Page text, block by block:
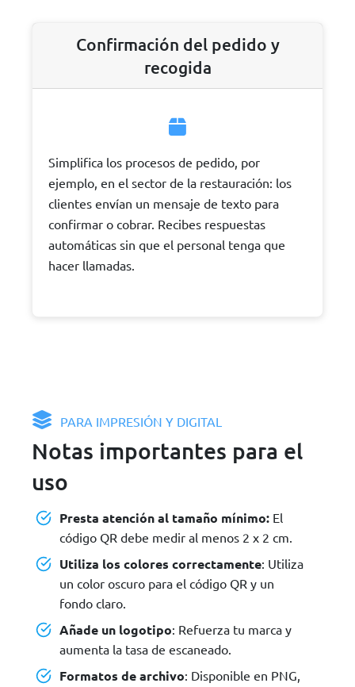
Confirmación del pedido y
recogida
Simplifica los procesos de pedido, por
ejemplo, en el sector de la restauración: los
clientes envían un mensaje de texto para
confirmar o cobrar. Recibes respuestas
automáticas sin que el personal tenga que
hacer llamadas.
PARA IMPRESIÓN Y DIGITAL
Notas importantes para el
uso
Presta atención al tamaño mínimo: El
código QR debe medir al menos 2 x 2 cm.
Utiliza los colores correctamente: Utiliza
un color oscuro para el código QR y un
fondo claro.
Añade un logotipo: Refuerza tu marca y
aumenta la tasa de escaneado.
Formatos de archivo: Disponible en PNG,